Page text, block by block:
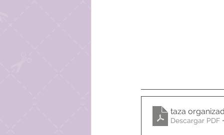
taza
Descargar PDF